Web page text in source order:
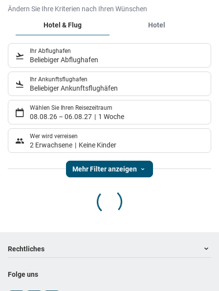
Ändern Sie Ihre Kriterien nach Ihren Wünschen
Hotel & Flug
Hotel
Ihr Abflughafen
Beliebiger Abflughafen
Ihr Ankunftsflughafen
Beliebiger Ankunftsflughäfen
Wählen Sie Ihren Reisezeitraum
08.08.26 – 06.08.27 1 Woche
Wer wird verreisen
2 Erwachsene Keine Kinder
Mehr Filter anzeigen
Footer navigation
Rechtliches
Folge uns